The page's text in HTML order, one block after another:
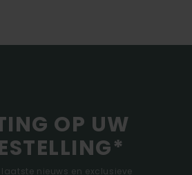
OP UW
nieuws en exclusieve